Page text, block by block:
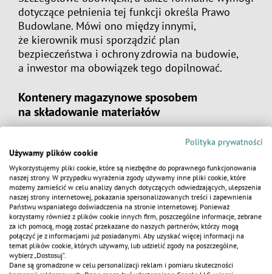
dotyczące pełnienia tej funkcji określa Prawo
Budowlane. Mówi ono między innymi,
że kierownik musi sporządzić plan
bezpieczeństwa i ochrony zdrowia na budowie,
a inwestor ma obowiązek tego dopilnować.
Kontenery magazynowesposobem
na składowanie materiałów
budowlanych. Nie mogą one rozprzestrzeniać się
poza budowę. Chodzi tutaj na przykład o często
spotykane kawałki styropianu „wyfruwające”
z placu budowy. Składowany surowiec nie może
stykać się z ogrodzeniem ani z budynkiem. Aby
skutecznie wszystko zabezpieczyć, warto postawić
nakontenery magazynowe. Są pojemne, można
w nich przetrzymywać spore ilości potrzebnych
materiałów, a także narzędzi. Kintenery sprawdzą
KALKULATOR
Polityka prywatności
Używamy plików cookie
Wykorzystujemy pliki cookie, które są niezbędne do poprawnego funkcjonowania
naszej strony. W przypadku wyrażenia zgody używamy inne pliki cookie, które
możemy zamieścić w celu analizy danych dotyczących odwiedzających, ulepszenia
naszej strony internetowej, pokazania spersonalizowanych treści i zapewnienia
Państwu wspaniałego doświadczenia na stronie internetowej. Ponieważ
korzystamy również z plików cookie innych firm, poszczególne informacje, zebrane
za ich pomocą, mogą zostać przekazane do naszych partnerów, którzy mogą
połączyć je z informacjami już posiadanymi. Aby uzyskać więcej informacji na
temat plików cookie, których używamy, lub udzielić zgody na poszczególne,
wybierz „Dostosuj”.
Dane są gromadzone w celu personalizacji reklam i pomiaru skuteczności